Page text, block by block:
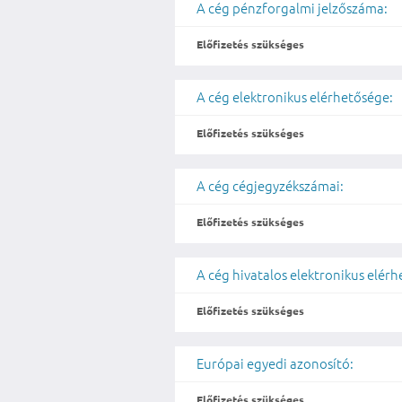
A cég pénzforgalmi jelzőszáma:
Előfizetés szükséges
A cég elektronikus elérhetősége:
Előfizetés szükséges
A cég cégjegyzékszámai:
Előfizetés szükséges
A cég hivatalos elektronikus
Előfizetés szükséges
Európai egyedi azonosító: